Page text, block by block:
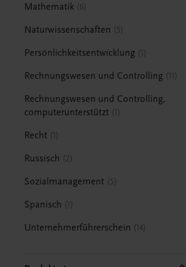
Mathematik 6
Naturwissenschaften 5
Persönlichkeitsentwicklung 1
Rechnungswesen und Controlling 11
Rechnungswesen und Controlling,
computerunterstützt 1
Recht 1
Russisch 2
Sozialmanagement 5
Spanisch 1
Unternehmerführerschein 14